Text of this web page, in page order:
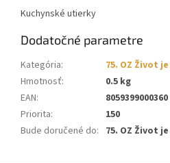
Kuchynské utierky
Dodatočné parametre
Kategória:
75. OZ Život
Hmotnosť:
0.5 kg
EAN:
8059399000360
Priorita:
150
Bude doručené do: 75. OZ Život